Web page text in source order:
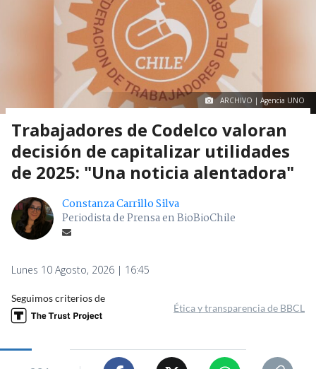
ARCHIVO | Agencia UNO
Trabajadores de Codelco valoran
decisión de capitalizar utilidades
de 2025: "Una noticia alentadora"
Constanza Carrillo Silva
Periodista de Prensa en BioBioChile
Lunes 10 Agosto, 2026 | 16:45
Seguimos criterios de
Ética y transparencia de BBCL